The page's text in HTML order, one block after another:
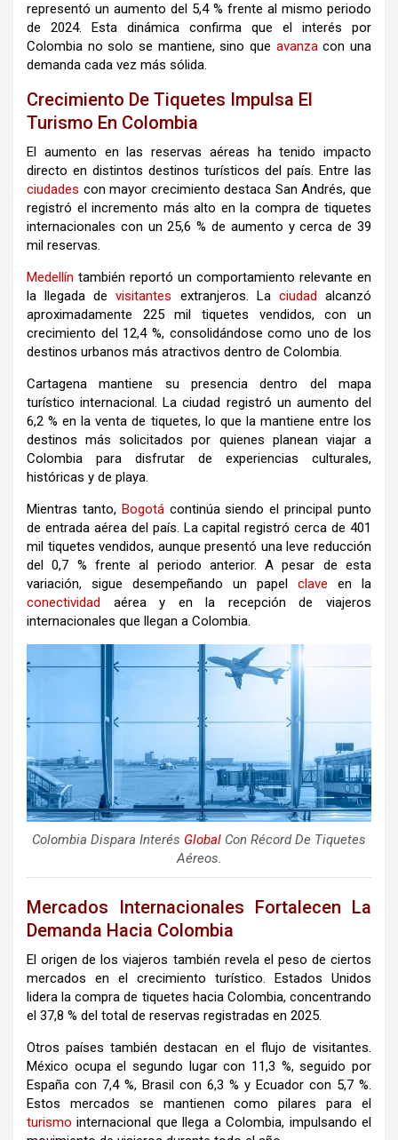
representó un aumento del 5,4 % frente al mismo periodo
de 2024. Esta dinámica confirma que el interés por
Colombia no solo se mantiene, sino que avanzacon una
demanda cada vez más sólida.
Crecimiento De Tiquetes Impulsa El
Turismo En Colombia
El aumento en las reservas aéreas ha tenido impacto
directo en distintos destinos turísticos del país. Entre las
ciudades con mayor crecimiento destaca San Andrés, que
registró el incremento más alto en la compra de tiquetes
internacionales con un 25,6 % de aumento y cerca de 39
mil reservas.
Medellín también reportó un comportamiento relevante en
la llegada devisitantes extranjeros. La ciudad
alcanzó
aproximadamente 225 mil tiquetes vendidos, con un
crecimiento del 12,4 %, consolidándose como uno de los
destinos urbanos más atractivos dentro de Colombia.
Cartagena mantiene su presencia dentro del mapa
turístico internacional. La ciudad registró un aumento del
6,2 % en la venta de tiquetes, lo que la mantiene entre los
destinos más solicitados por quienes planean viajar a
Colombia para disfrutar de experiencias culturales,
históricas y de playa.
Mientras tanto, Bogotácontinúa siendo el principal punto
de entrada aérea del país. La capital registró cerca de 401
mil tiquetes vendidos, aunque presentó una leve reducción
del 0,7 % frente al periodo anterior. A pesar de esta
variación, sigue desempeñando un papel clave en la
conectividad
aérea y en la recepción de viajeros
internacionales que llegan a Colombia.
Colombia Dispara Interés Global Con Récord De Tiquetes
Aéreos.
Mercados Internacionales Fortalecen La
Demanda Hacia Colombia
El origen de los viajeros también revela el peso de ciertos
mercados en el crecimiento turístico. Estados Unidos
lidera la compra de tiquetes hacia Colombia, concentrando
el 37,8 % del total de reservas registradas en 2025.
Otros países también destacan en el flujo de visitantes.
México ocupa el segundo lugar con 11,3 %, seguido por
España con 7,4 %, Brasil con 6,3 % y Ecuador con 5,7 %.
Estos mercados se mantienen como pilares para el
turismo internacional que llega a Colombia, impulsando el